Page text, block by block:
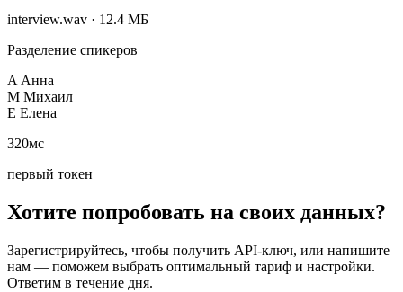
interview.wav · 12.4 МБ
Разделение спикеров
A Анна
М Михаил
Е Елена
320мс
первый токен
Хотите попробовать на своих данных?
Зарегистрируйтесь, чтобы получить API-ключ, или напишите
нам — поможем выбрать оптимальный тариф и настройки.
Ответим в течение дня.